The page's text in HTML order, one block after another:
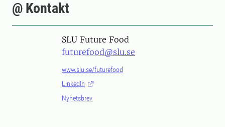
@ Kontakt
SLU Future Food
futurefood@slu.se
www.slu.se/futurefood
LinkedIn
Nyhetsbrev